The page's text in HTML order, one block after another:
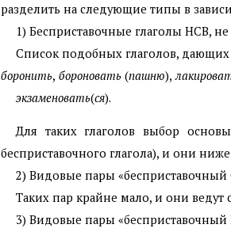
разделить на следующие типы в
1) Бесприставочные глаголы НСВ,
Список подобных глаголов,
боронить, бороновать (пашню),
экзаменовать(ся).
Для таких глаголов выбор
бесприставочного глагола), и они
2) Видовые пары
Таких пар крайне мало, и они ведут
3) Видовые пары